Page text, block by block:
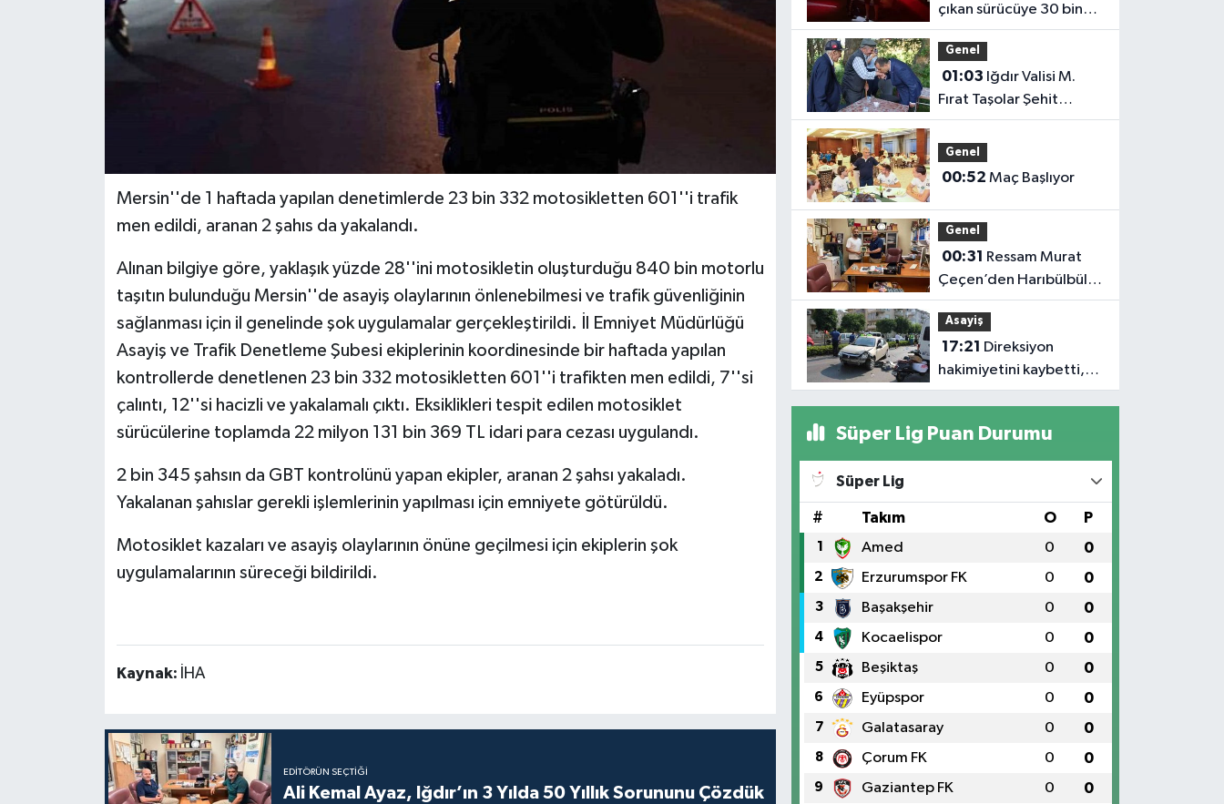
Mersin''de 1 haftada yapılan denetimlerde 23 bin 332 motosikletten 601''i trafik
men edildi, aranan 2 şahıs da yakalandı.
Alınan bilgiye göre, yaklaşık yüzde 28''ini motosikletin oluşturduğu 840 bin motorlu
taşıtın bulunduğu Mersin''de asayiş olaylarının önlenebilmesi ve trafik güvenliğinin
sağlanması için il genelinde şok uygulamalar gerçekleştirildi. İl Emniyet Müdürlüğü
Asayiş ve Trafik Denetleme Şubesi ekiplerinin koordinesinde bir haftada yapılan
kontrollerde denetlenen 23 bin 332 motosikletten 601''i trafikten men edildi, 7''si
çalıntı, 12''si hacizli ve yakalamalı çıktı. Eksiklikleri tespit edilen motosiklet
sürücülerine toplamda 22 milyon 131 bin 369 TL idari para cezası uygulandı.
2 bin 345 şahsın da GBT kontrolünü yapan ekipler, aranan 2 şahsı yakaladı.
Yakalanan şahıslar gerekli işlemlerinin yapılması için emniyete götürüldü.
Motosiklet kazaları ve asayiş olaylarının önüne geçilmesi için ekiplerin şok
uygulamalarının süreceği bildirildi.
Kaynak: İHA
EDITÖRÜN SEÇTIĞI
Ali Kemal Ayaz, Iğdır’ın 3 Yılda 50 Yıllık Sorununu Çözdük
çıkan sürücüye 30 bin
lira para cezası
Genel
01:03
Fırat Taşolar Şehit
Babasının Elini Öptü
Genel
00:52 Maç Başlıyor
Genel
00:31
Çeçen’den Harıbülbül
Hediyesi
Asayiş
17:21
hakimiyetini kaybetti,
karşı şeritteki otomobile
Süper Lig Puan Durumu
Süper Lig
# Takım O P
1 Amed 0 0
2 Erzurumspor FK 0 0
3 Başakşehir 0 0
4 Kocaelispor 0 0
5 Beşiktaş 0 0
6 Eyüpspor 0 0
7 Galatasaray 0 0
8 Çorum FK 0 0
9 Gaziantep FK 0 0